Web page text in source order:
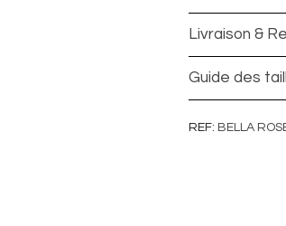
Livraison &
Guide des
REF BELLA